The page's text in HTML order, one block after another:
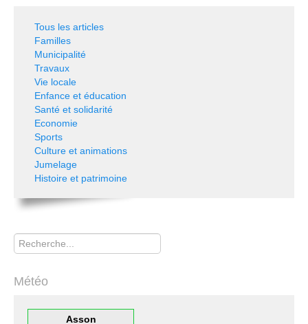
Tous les articles
Familles
Municipalité
Travaux
Vie locale
Enfance et éducation
Santé et solidarité
Economie
Sports
Culture et animations
Jumelage
Histoire et patrimoine
Rechercher
Météo
Asson